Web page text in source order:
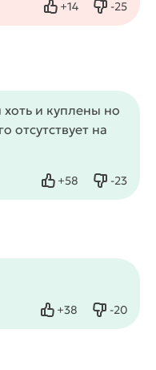
+14
Нравится -25
Не
и куплены но
отсутствует на
+58
Нравится -23
Не
+38
Нравится -20
Не